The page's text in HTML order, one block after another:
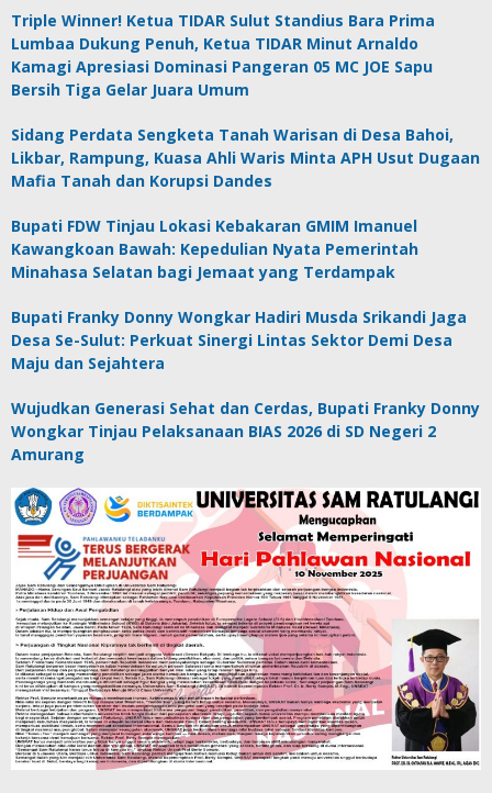
Triple Winner! Ketua TIDAR Sulut Standius Bara Prima
Lumbaa Dukung Penuh, Ketua TIDAR Minut Arnaldo
Kamagi Apresiasi Dominasi Pangeran 05 MC JOE Sapu
Bersih Tiga Gelar Juara Umum
Sidang Perdata Sengketa Tanah Warisan di Desa Bahoi,
Likbar, Rampung, Kuasa Ahli Waris Minta APH Usut Dugaan
Mafia Tanah dan Korupsi Dandes
Bupati FDW Tinjau Lokasi Kebakaran GMIM Imanuel
Kawangkoan Bawah: Kepedulian Nyata Pemerintah
Minahasa Selatan bagi Jemaat yang Terdampak
Bupati Franky Donny Wongkar Hadiri Musda Srikandi Jaga
Desa Se-Sulut: Perkuat Sinergi Lintas Sektor Demi Desa
Maju dan Sejahtera
Wujudkan Generasi Sehat dan Cerdas, Bupati Franky Donny
Wongkar Tinjau Pelaksanaan BIAS 2026 di SD Negeri 2
Amurang